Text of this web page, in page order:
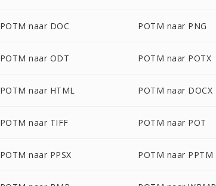
POTM naar DOC POTM naar PNG
POTM naar ODT POTM naar POTX
POTM naar HTML POTM naar DOCX
POTM naar TIFF POTM naar POT
POTM naar PPSX POTM naar PPTM